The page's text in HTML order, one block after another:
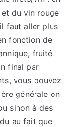
du vin rouge
faut aller plus
fonction de
fruité,
final par
vous pouvez
générale on
sinon à des
au fait que